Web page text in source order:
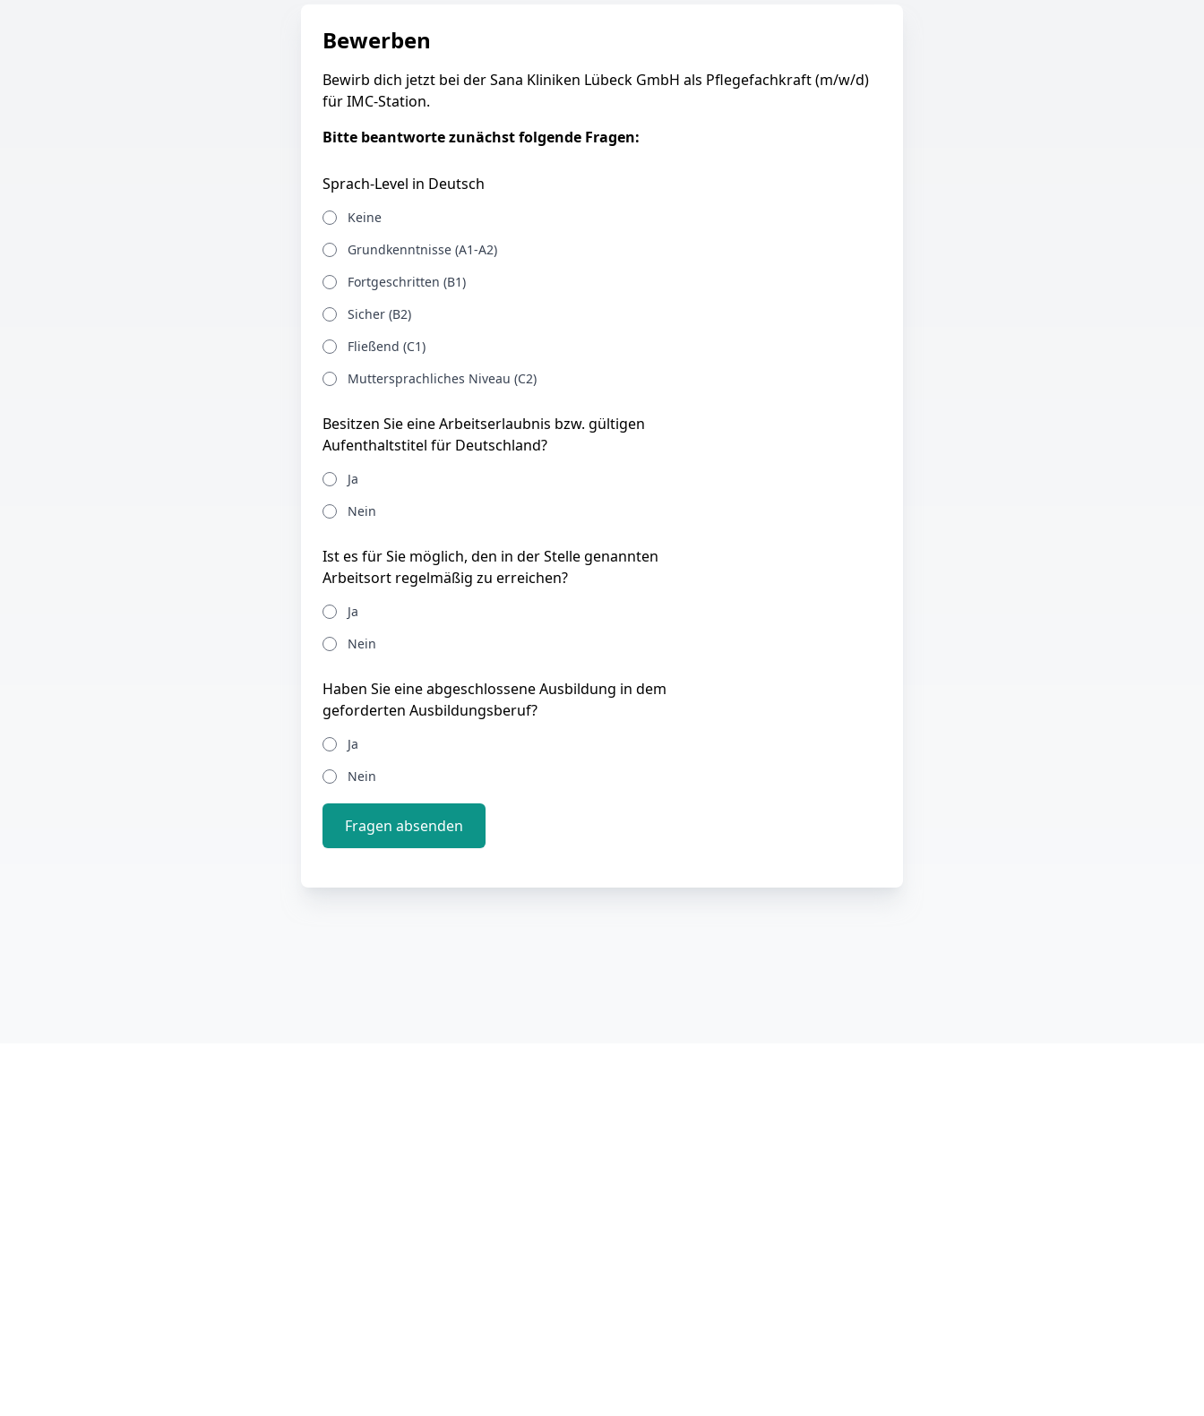
Bewerben
Bewirb dich jetzt bei der Sana Kliniken Lübeck GmbH als Pflegefachkraft (m/w/d)
für IMC-Station.
Bitte beantworte zunächst folgende Fragen:
Sprach-Level in Deutsch
Keine
Grundkenntnisse (A1-A2)
Fortgeschritten (B1)
Sicher (B2)
Fließend (C1)
Muttersprachliches Niveau (C2)
Besitzen Sie eine Arbeitserlaubnis bzw. gültigen
Aufenthaltstitel für Deutschland?
Ja
Nein
Ist es für Sie möglich, den in der Stelle genannten
Arbeitsort regelmäßig zu erreichen?
Ja
Nein
Haben Sie eine abgeschlossene Ausbildung in dem
geforderten Ausbildungsberuf?
Ja
Nein
Fragen absenden